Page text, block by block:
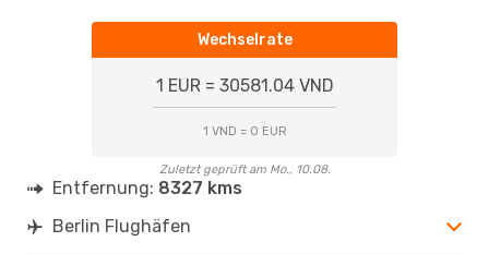
Wechselrate
1 EUR = 30581.04 VND
1 VND = 0 EUR
Zuletzt geprüft am Mo., 10.08.
Entfernung: 8327 kms
Berlin Flughäfen